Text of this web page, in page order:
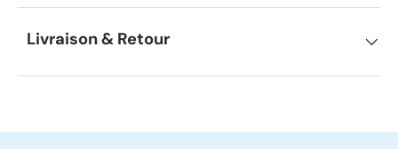
Livraison & Retour